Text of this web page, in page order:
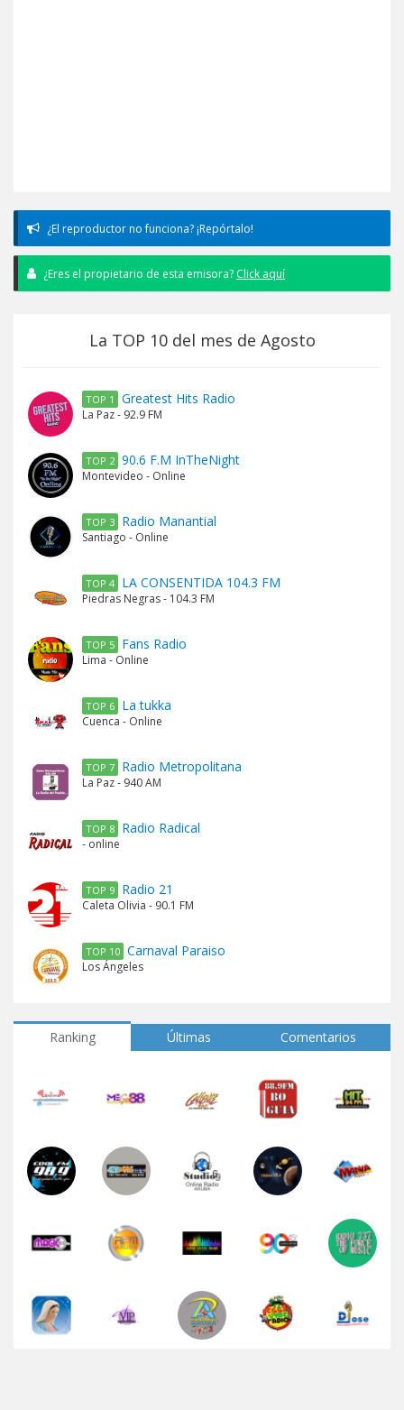
¿El reproductor no funciona? ¡Repórtalo!
¿Eres el propietario de esta emisora? Click aquí
La TOP 10 del mes de Agosto
TOP 1 Greatest Hits Radio
La Paz - 92.9 FM
TOP 2 90.6 F.M InTheNight
Montevideo - Online
TOP 3 Radio Manantial
Santiago - Online
TOP 4 LA CONSENTIDA 104.3 FM
Piedras Negras - 104.3 FM
TOP 5 Fans Radio
Lima - Online
TOP 6 La tukka
Cuenca - Online
TOP 7 Radio Metropolitana
La Paz - 940 AM
TOP 8 Radio Radical
- online
TOP 9 Radio 21
Caleta Olivia - 90.1 FM
TOP 10 Carnaval Paraiso
Los Ángeles
Ranking Últimas Comentarios